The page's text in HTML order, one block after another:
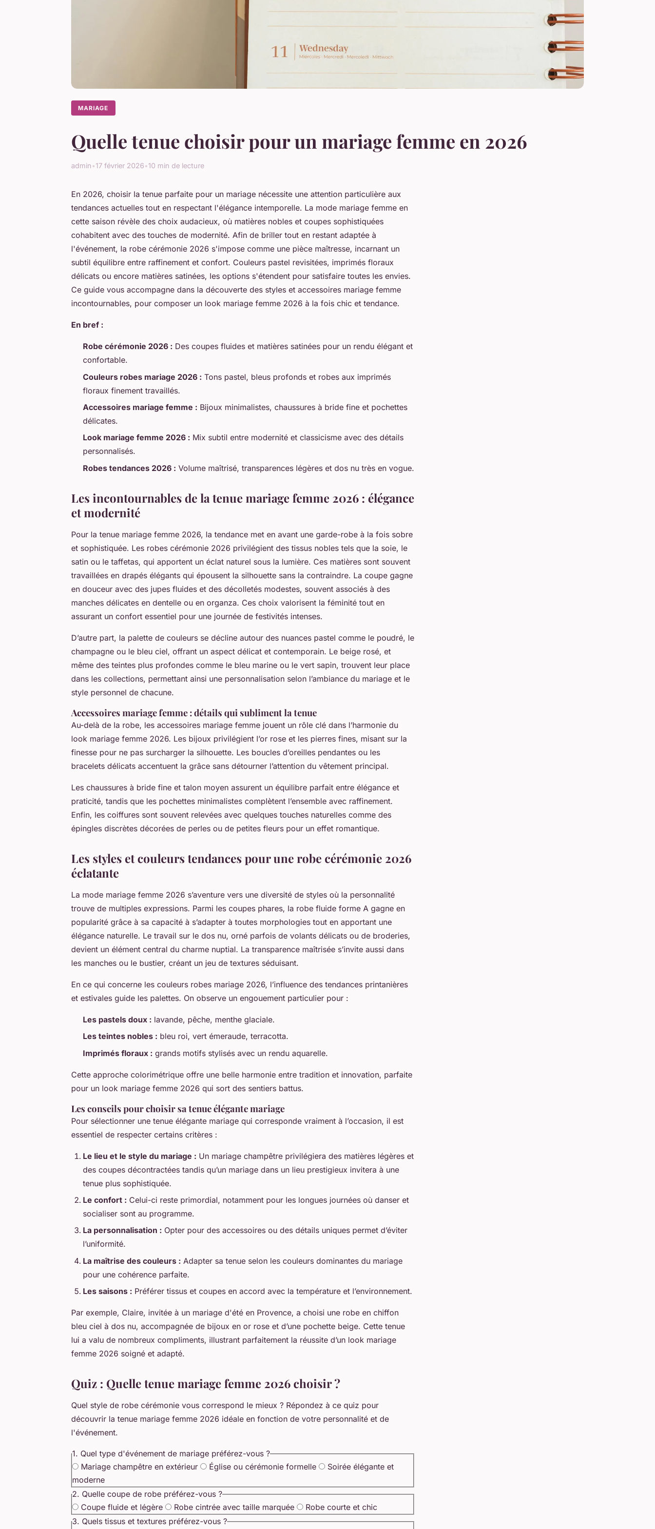
MARIAGE
Quelle tenue choisir pour un mariage femme en 2026
admin•17 février 2026•10 min de lecture
En 2026, choisir la tenue parfaite pour un mariage nécessite une attention particulière aux
tendances actuelles tout en respectant l'élégance intemporelle. La mode mariage femme en
cette saison révèle des choix audacieux, où matières nobles et coupes sophistiquées
cohabitent avec des touches de modernité. Afin de briller tout en restant adaptée à
l'événement, la robe cérémonie 2026 s'impose comme une pièce maîtresse, incarnant un
subtil équilibre entre raffinement et confort. Couleurs pastel revisitées, imprimés floraux
délicats ou encore matières satinées, les options s'étendent pour satisfaire toutes les envies.
Ce guide vous accompagne dans la découverte des styles et accessoires mariage femme
incontournables, pour composer un look mariage femme 2026 à la fois chic et tendance.
En bref :
Robe cérémonie 2026 : Des coupes fluides et matières satinées pour un rendu élégant et
confortable.
Couleurs robes mariage 2026 : Tons pastel, bleus profonds et robes aux imprimés
floraux finement travaillés.
Accessoires mariage femme : Bijoux minimalistes, chaussures à bride fine et pochettes
délicates.
Look mariage femme 2026 : Mix subtil entre modernité et classicisme avec des détails
personnalisés.
Robes tendances 2026 : Volume maîtrisé, transparences légères et dos nu très en vogue.
Les incontournables de la tenue mariage femme 2026 : élégance
et modernité
Pour la tenue mariage femme 2026, la tendance met en avant une garde-robe à la fois sobre
et sophistiquée. Les robes cérémonie 2026 privilégient des tissus nobles tels que la soie, le
satin ou le taffetas, qui apportent un éclat naturel sous la lumière. Ces matières sont souvent
travaillées en drapés élégants qui épousent la silhouette sans la contraindre. La coupe gagne
en douceur avec des jupes fluides et des décolletés modestes, souvent associés à des
manches délicates en dentelle ou en organza. Ces choix valorisent la féminité tout en
assurant un confort essentiel pour une journée de festivités intenses.
D’autre part, la palette de couleurs se décline autour des nuances pastel comme le poudré, le
champagne ou le bleu ciel, offrant un aspect délicat et contemporain. Le beige rosé, et
même des teintes plus profondes comme le bleu marine ou le vert sapin, trouvent leur place
dans les collections, permettant ainsi une personnalisation selon l’ambiance du mariage et le
style personnel de chacune.
Accessoires mariage femme : détails qui subliment la tenue
Au-delà de la robe, les accessoires mariage femme jouent un rôle clé dans l’harmonie du
look mariage femme 2026. Les bijoux privilégient l’or rose et les pierres fines, misant sur la
finesse pour ne pas surcharger la silhouette. Les boucles d’oreilles pendantes ou les
bracelets délicats accentuent la grâce sans détourner l’attention du vêtement principal.
Les chaussures à bride fine et talon moyen assurent un équilibre parfait entre élégance et
praticité, tandis que les pochettes minimalistes complètent l’ensemble avec raffinement.
Enfin, les coiffures sont souvent relevées avec quelques touches naturelles comme des
épingles discrètes décorées de perles ou de petites fleurs pour un effet romantique.
Les styles et couleurs tendances pour une robe cérémonie 2026
éclatante
La mode mariage femme 2026 s’aventure vers une diversité de styles où la personnalité
trouve de multiples expressions. Parmi les coupes phares, la robe fluide forme A gagne en
popularité grâce à sa capacité à s’adapter à toutes morphologies tout en apportant une
élégance naturelle. Le travail sur le dos nu, orné parfois de volants délicats ou de broderies,
devient un élément central du charme nuptial. La transparence maîtrisée s’invite aussi dans
les manches ou le bustier, créant un jeu de textures séduisant.
En ce qui concerne les couleurs robes mariage 2026, l’influence des tendances printanières
et estivales guide les palettes. On observe un engouement particulier pour :
Les pastels doux : lavande, pêche, menthe glaciale.
Les teintes nobles : bleu roi, vert émeraude, terracotta.
Imprimés floraux : grands motifs stylisés avec un rendu aquarelle.
Cette approche colorimétrique offre une belle harmonie entre tradition et innovation, parfaite
pour un look mariage femme 2026 qui sort des sentiers battus.
Les conseils pour choisir sa tenue élégante mariage
Pour sélectionner une tenue élégante mariage qui corresponde vraiment à l’occasion, il est
essentiel de respecter certains critères :
Le lieu et le style du mariage : Un mariage champêtre privilégiera des matières légères et
des coupes décontractées tandis qu’un mariage dans un lieu prestigieux invitera à une
tenue plus sophistiquée.
Le confort : Celui-ci reste primordial, notamment pour les longues journées où danser et
socialiser sont au programme.
La personnalisation : Opter pour des accessoires ou des détails uniques permet d’éviter
l’uniformité.
La maîtrise des couleurs : Adapter sa tenue selon les couleurs dominantes du mariage
pour une cohérence parfaite.
Les saisons : Préférer tissus et coupes en accord avec la température et l’environnement.
Par exemple, Claire, invitée à un mariage d'été en Provence, a choisi une robe en chiffon
bleu ciel à dos nu, accompagnée de bijoux en or rose et d’une pochette beige. Cette tenue
lui a valu de nombreux compliments, illustrant parfaitement la réussite d’un look mariage
femme 2026 soigné et adapté.
Quiz : Quelle tenue mariage femme 2026 choisir ?
Quel style de robe cérémonie vous correspond le mieux ? Répondez à ce quiz pour
découvrir la tenue mariage femme 2026 idéale en fonction de votre personnalité et de
l'événement.
1. Quel type d'événement de mariage préférez-vous ?
Mariage champêtre en extérieur
Église ou cérémonie formelle
moderne
2. Quelle coupe de robe préférez-vous ?
Coupe fluide et légère
Robe cintrée avec taille marquée
Robe courte et chic
3. Quels tissus et textures préférez-vous ?